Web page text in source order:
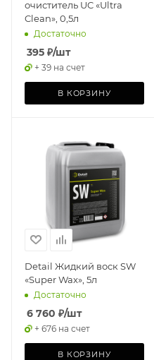
очиститель UC «Ultra
Clean», 0,5л
Достаточно
395 ₽/шт
+ 39 на счет
В КОРЗИНУ
Detail Жидкий воск SW
«Super Wax», 5л
Достаточно
6 760 ₽/шт
+ 676 на счет
В КОРЗИНУ